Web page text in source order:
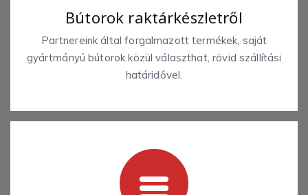
Bútorok raktárkészletről
Partnereink által forgalmazott termékek, saját
gyártmányú bútorok közül választhat, rövid szállítási
határidővel.